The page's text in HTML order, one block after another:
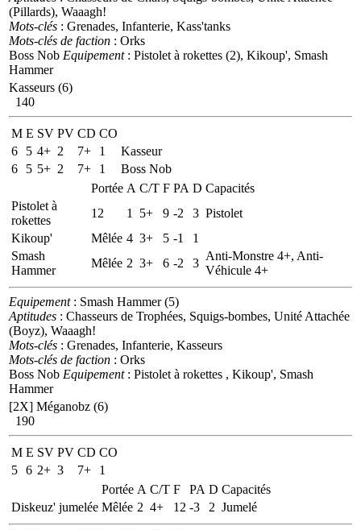
(Pillards), Waaagh!
Mots-clés : Grenades, Infanterie, Kass'tanks
Mots-clés de faction : Orks
Boss Nob Equipement: Pistolet à rokettes (2), Kikoup', Smash
Hammer
Kasseurs (6)
140
M E SV PV CD CO
6
5 4+ 2 7+ 1
Kasseur
6
5 5+ 2 7+ 1
Boss Nob
Portée A C/T F PA D Capacités
Pistolet à
rokettes
12 1 5+ 9 -2 3 Pistolet
Kikoup'
Mêlée 4 3+ 5 -1
1
Smash
Hammer
Mêlée 2 3+ 6 -2 3
Anti-Monstre 4+, Anti-
Véhicule 4+
Equipement: Smash Hammer (5)
Aptitudes : Chasseurs de Trophées, Squigs-bombes, Unité Attachée
(Boyz), Waaagh!
Mots-clés : Grenades, Infanterie, Kasseurs
Mots-clés de faction : Orks
Boss Nob Equipement: Pistolet à rokettes , Kikoup', Smash
Hammer
[2X] Méganobz (6)
190
M E SV PV CD CO
5 6 2+ 3 7+
1
Portée A C/T F PA D Capacités
Diskeuz' jumelée Mêlée 2 4+ 12 -3 2 Jumelé